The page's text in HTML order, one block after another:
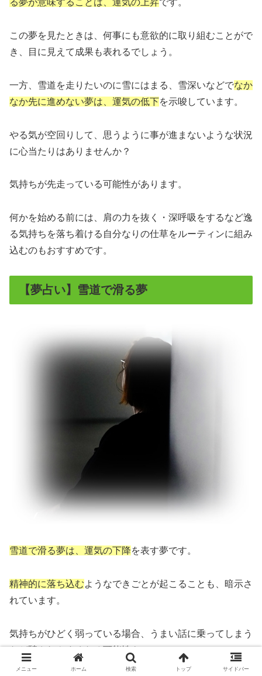
る夢が意味することは、運気の上昇です。
この夢を見たときは、何事にも意欲的に取り組むことがで
き、目に見えて成果も表れるでしょう。
一方、雪道を走りたいのに雪にはまる、雪深いなどでなか
なか先に進めない夢は、運気の低下を示唆しています。
やる気が空回りして、思うように事が進まないような状況
に心当たりはありませんか？
気持ちが先走っている可能性があります。
何かを始める前には、肩の力を抜く・深呼吸をするなど逸
る気持ちを落ち着ける自分なりの仕草をルーティンに組み
込むのもおすすめです。
【夢占い】雪道で滑る夢
雪道で滑る夢は、運気の下降を表す夢です。
精神的に落ち込むようなできごとが起こることも、暗示さ
れています。
気持ちがひどく弱っている場合、うまい話に乗ってしまう
など騙されやすくなる可能性も。
メニュー ホーム 検索 トップ サイドバー